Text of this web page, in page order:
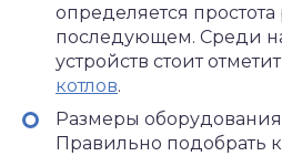
определяется простота
последующем. Среди
устройств стоит
котлов.
Размеры
Правильно подобрать